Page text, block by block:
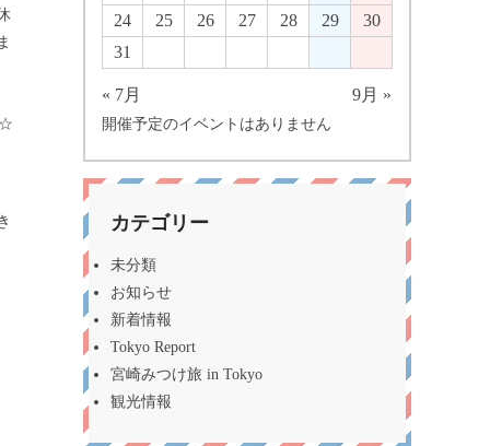
24
25 26 27 28 29
30
31
« 7月 9月 »
開催予定のイベントはありません
カテゴリー
未分類
お知らせ
新着情報
Tokyo Report
宮崎みつけ旅 in Tokyo
観光情報